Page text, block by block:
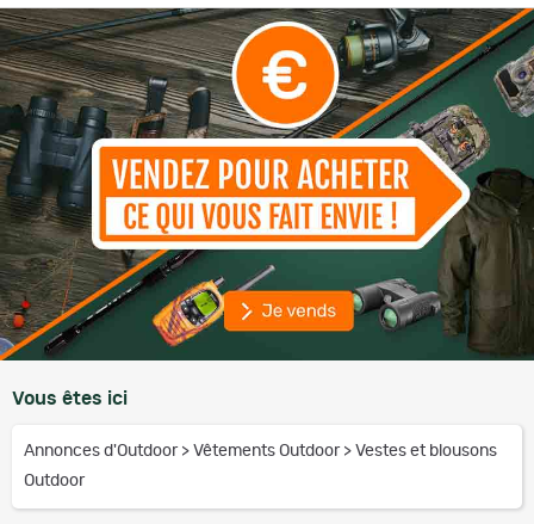
Vous êtes ici
Annonces d'Outdoor > Vêtements Outdoor > Vestes et blousons
Outdoor